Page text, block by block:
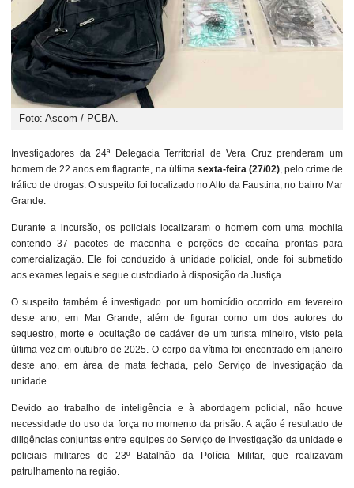
Foto: Ascom / PCBA.
Investigadores da 24ª Delegacia Territorial de Vera Cruz prenderam um
homem de 22 anos em flagrante, na última sexta-feira (27/02), pelo crime de
tráfico de drogas. O suspeito foi localizado no Alto da Faustina, no bairro Mar
Grande.
Durante a incursão, os policiais localizaram o homem com uma mochila
contendo 37 pacotes de maconha e porções de cocaína prontas para
comercialização. Ele foi conduzido à unidade policial, onde foi submetido
aos exames legais e segue custodiado à disposição da Justiça.
O suspeito também é investigado por um homicídio ocorrido em fevereiro
deste ano, em Mar Grande, além de figurar como um dos autores do
sequestro, morte e ocultação de cadáver de um turista mineiro, visto pela
última vez em outubro de 2025. O corpo da vítima foi encontrado em janeiro
deste ano, em área de mata fechada, pelo Serviço de Investigação da
unidade.
Devido ao trabalho de inteligência e à abordagem policial, não houve
necessidade do uso da força no momento da prisão. A ação é resultado de
diligências conjuntas entre equipes do Serviço de Investigação da unidade e
policiais militares do 23º Batalhão da Polícia Militar, que realizavam
patrulhamento na região.